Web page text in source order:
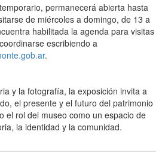
permanecerá abierta hasta
de miércoles a domingo, de 13 a
habilitada la agenda para visitas
escribiendo a
.
y la fotografía, la exposición invita a
el presente y el futuro del patrimonio
el rol del museo como un espacio de
la identidad y la comunidad.